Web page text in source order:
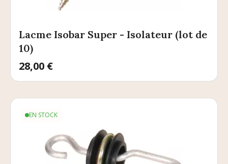
Lacme Isobar Super - Isolateur (lot de
10)
Prix
28,00 €
EN STOCK